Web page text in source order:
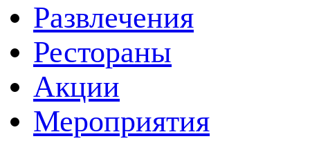
Развлечения
Рестораны
Акции
Мероприятия